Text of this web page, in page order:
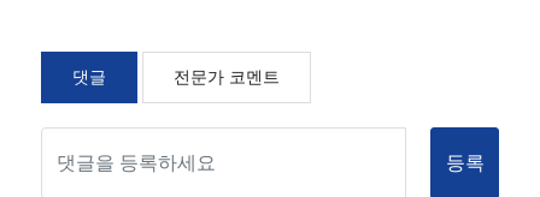
댓글 전문가 코멘트
등록